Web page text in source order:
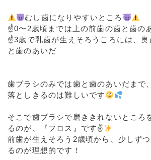
むし歯になりやすいところ
☝️0〜2歳頃までは上の前歯の歯と歯の
☝️3歳で乳歯が生えそろうころには、
と歯のあいだ
歯ブラシのみでは歯と歯のあいだまで
落としきるのは難しいです
そこで歯ブラシで磨ききれないところ
るのが、『フロス』です✌
前歯が生えそろう2歳頃から、少しず
るのが理想的です！